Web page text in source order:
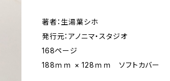
著者：生湯葉シホ
発行元：アノニマ・スタジオ
168ページ
188ｍｍ × 128ｍｍ ソフトカバー